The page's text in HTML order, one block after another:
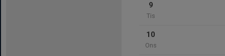
9
Tis
10
Ons